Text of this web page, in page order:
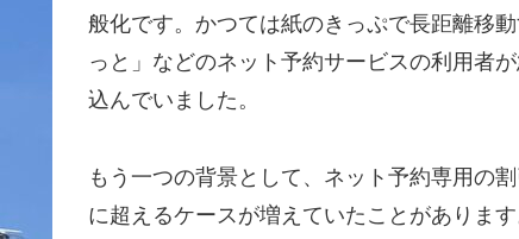
般化です。かつては紙のきっぷで長距離移
っと」などのネット予約サービスの利用者
込んでいました。
もう一つの背景として、ネット予約専用の
に超えるケースが増えていたことがありま